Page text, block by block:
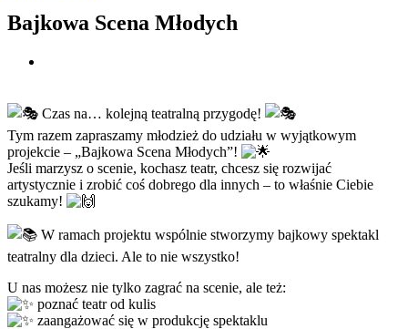
Bajkowa Scena Młodych
Czas na… kolejną teatralną przygodę!
Tym razem zapraszamy młodzież do udziału w wyjątkowym
projekcie – „Bajkowa Scena Młodych”!
Jeśli marzysz o scenie, kochasz teatr, chcesz się rozwijać
artystycznie i zrobić coś dobrego dla innych – to właśnie Ciebie
szukamy!
W ramach projektu wspólnie stworzymy bajkowy spektakl
teatralny dla dzieci. Ale to nie wszystko!
U nas możesz nie tylko zagrać na scenie, ale też:
poznać teatr od kulis
zaangażować się w produkcję spektaklu